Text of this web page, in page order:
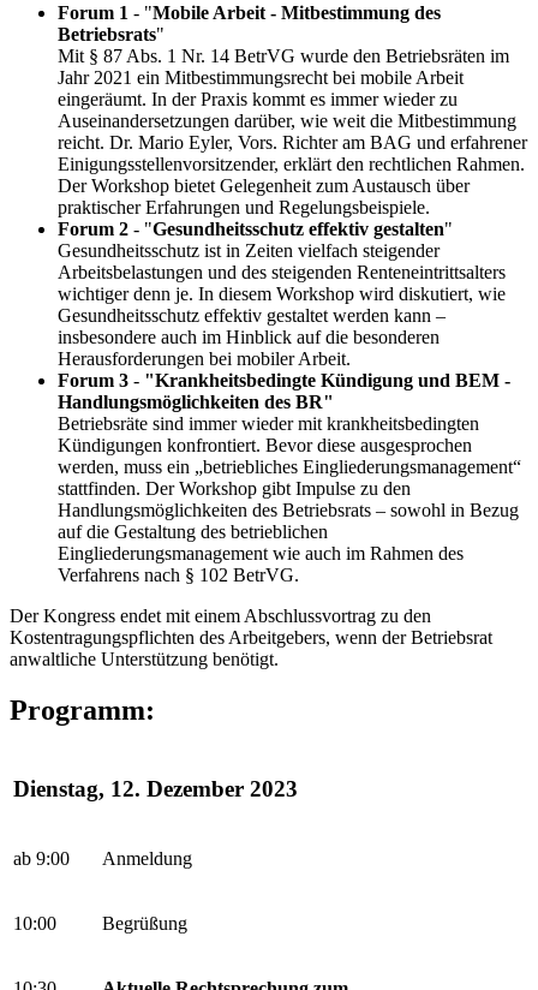
Forum 1 - "Mobile Arbeit - Mitbestimmung des
Betriebsrats"
Mit § 87 Abs. 1 Nr. 14 BetrVG wurde den Betriebsräten im
Jahr 2021 ein Mitbestimmungsrecht bei mobile Arbeit
eingeräumt. In der Praxis kommt es immer wieder zu
Auseinandersetzungen darüber, wie weit die Mitbestimmung
reicht. Dr. Mario Eyler, Vors. Richter am BAG und erfahrener
Einigungsstellenvorsitzender, erklärt den rechtlichen Rahmen.
Der Workshop bietet Gelegenheit zum Austausch über
praktischer Erfahrungen und Regelungsbeispiele.
Forum 2 - "Gesundheitsschutz effektiv gestalten"
Gesundheitsschutz ist in Zeiten vielfach steigender
Arbeitsbelastungen und des steigenden Renteneintrittsalters
wichtiger denn je. In diesem Workshop wird diskutiert, wie
Gesundheitsschutz effektiv gestaltet werden kann –
insbesondere auch im Hinblick auf die besonderen
Herausforderungen bei mobiler Arbeit.
Forum 3 - "Krankheitsbedingte Kündigung und BEM -
Handlungsmöglichkeiten des BR"
Betriebsräte sind immer wieder mit krankheitsbedingten
Kündigungen konfrontiert. Bevor diese ausgesprochen
werden, muss ein „betriebliches Eingliederungsmanagement“
stattfinden. Der Workshop gibt Impulse zu den
Handlungsmöglichkeiten des Betriebsrats – sowohl in Bezug
auf die Gestaltung des betrieblichen
Eingliederungsmanagement wie auch im Rahmen des
Verfahrens nach § 102 BetrVG.
Der Kongress endet mit einem Abschlussvortrag zu den
Kostentragungspflichten des Arbeitgebers, wenn der Betriebsrat
anwaltliche Unterstützung benötigt.
Programm:
Dienstag, 12. Dezember 2023
ab 9:00 Anmeldung
10:00 Begrüßung